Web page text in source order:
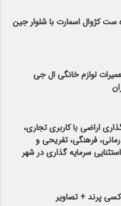
ست کژوال اسمارت با شلوار جین
لوازم خانگی ال جی
اراضی با کاربری تجاری،
فرهنگی، تفریحی و
سرمایه گذاری در شهر
پرند + تصاویر